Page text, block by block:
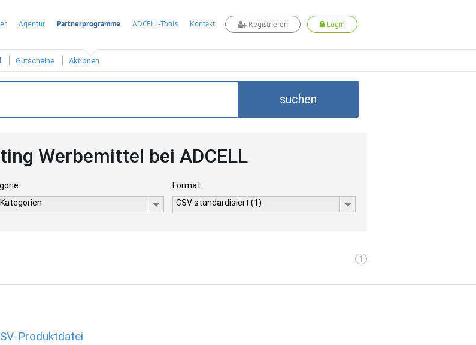
Agentur Partnerprogramme ADCELL-Tools Kontakt Registrieren Login
Gutscheine Aktionen
suchen
Werbemittel bei ADCELL
Format
CSV standardisiert (1)
1
Produktdatei